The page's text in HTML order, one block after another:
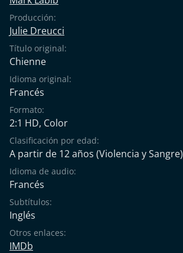
Producción:
Julie Dreucci
Título original:
Chienne
Idioma original:
Francés
Formato:
2:1 HD, Color
Clasificación por edad:
A partir de 12 años (Violencia y Sangre)
Idioma de audio:
Francés
Subtítulos:
Inglés
Otros enlaces:
IMDb